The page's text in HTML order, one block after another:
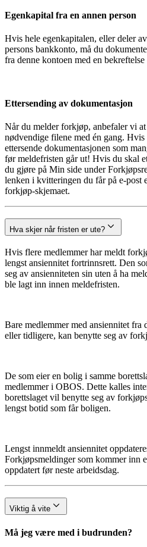
Egenkapital fra en annen person
Hvis hele egenkapitalen, eller deler
persons bankkonto, må du
fra denne kontoen med en
Ettersending av dokumentasjon
Når du melder forkjøp, anbefaler vi
nødvendige filene med én gang.
ettersende dokumentasjonen som
før meldefristen går ut! Hvis du skal
du gjøre på Min side under
lenken i kvitteringen du får på e-post
forkjøp-skjemaet.
Hva skjer når fristen er ute?
Hvis flere medlemmer har meldt
lengst ansiennitet fortrinnsrett. Den
seg av ansienniteten sin uten å ha
ble lagt inn innen meldefristen.
Bare medlemmer med ansiennitet fra
eller tidligere, kan benytte seg av
De som eier en bolig i samme
medlemmer i OBOS. Dette kalles
borettslaget vil benytte seg av
lengst botid som får boligen.
Lengst innmeldt ansiennitet
Forkjøpsmeldinger som kommer inn
oppdatert før neste arbeidsdag.
Viktig å vite
Må jeg være med i budrunden?